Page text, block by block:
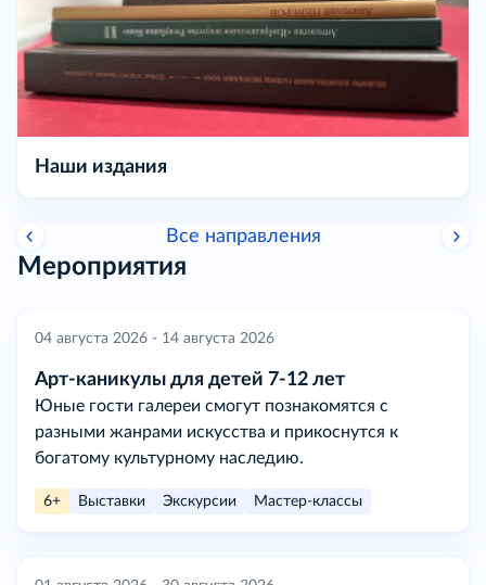
Наши издания
Все направления
Мероприятия
04 августа 2026 - 14 августа 2026
Арт-каникулы для детей 7-12 лет
Юные гости галереи смогут познакомятся с
разными жанрами искусства и прикоснутся к
богатому культурному наследию.
6+ Выставки Экскурсии Мастер-классы